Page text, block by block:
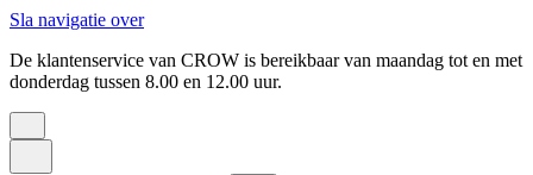
Sla navigatie over
De klantenservice van CROW is bereikbaar van maandag tot en met
donderdag tussen 8.00 en 12.00 uur.